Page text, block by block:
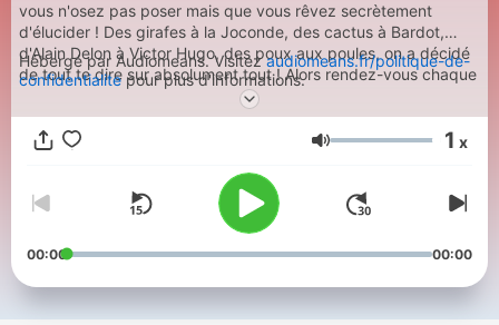
vous n'osez pas poser mais que vous rêvez secrètement
d'élucider ! Des girafes à la Joconde, des cactus à Bardot,
d'Alain Delon à Victor Hugo, des poux aux poules, on a décidé
de tout te dire sur absolument tout ! Alors rendez-vous chaque
lundi dans "Briller en société".
Hébergé par Audiomeans. Visitezaudiomeans.fr/politique-de-
confidentialitepour plus d'informations.
Volume 1 x
00:00 00:00